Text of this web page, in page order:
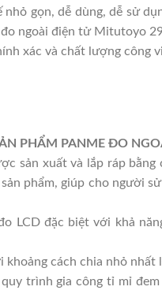
gọn, dễ dùng, dễ sử
ngoài điện tử Mitutoyo
xác và chất lượng công
PHẨM PANME ĐO
sản xuất và lắp ráp
phẩm, giúp cho người
LCD đặc biệt với khả
cách chia nhỏ
trình gia công tỉ mỉ